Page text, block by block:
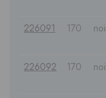
226091 170
226092 170